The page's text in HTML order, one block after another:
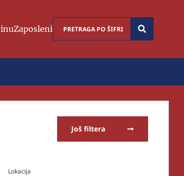
Zaposleni
Još filtera
Lokacija